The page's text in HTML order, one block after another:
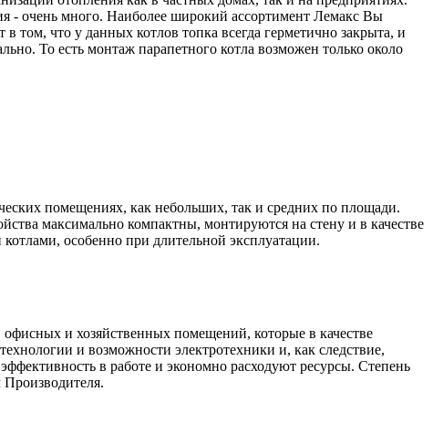
- очень много. Наиболее широкий ассортимент Лемакс Вы
том, что у данных котлов топка всегда герметично закрыта, и
То есть монтаж парапетного котла возможен только около
помещениях, как небольших, так и средних по площади.
максимально компактны, монтируются на стену и в качестве
котлами, особенно при длительной эксплуатации.
и хозяйственных помещений, которые в качестве
и возможности электротехники и, как следствие,
в работе и экономно расходуют ресурсы. Степень